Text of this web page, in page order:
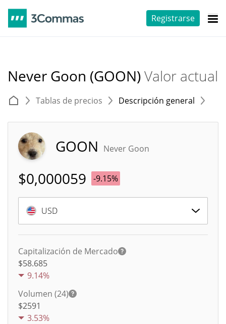
Registrarse
Never Goon (GOON)Valor actual
Tablas de precios Descripción general
GOON Never Goon
$0,000059 -9.15%
USD
Capitalización de Mercado
$58.685
9.14%
Volumen (24)
$2591
3.53%